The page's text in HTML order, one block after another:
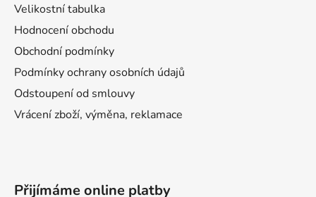
Velikostní tabulka
Hodnocení obchodu
Obchodní podmínky
Podmínky ochrany osobních údajů
Odstoupení od smlouvy
Vrácení zboží, výměna, reklamace
Přijímáme online platby